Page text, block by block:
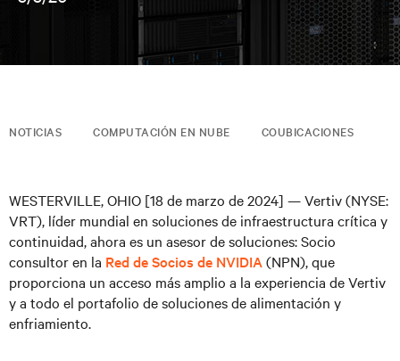
NOTICIAS COMPUTACIÓN EN NUBE COUBICACIONES
WESTERVILLE, OHIO [18 de marzo de 2024] — Vertiv (NYSE:
VRT), líder mundial en soluciones de infraestructura crítica y
continuidad, ahora es un asesor de soluciones: Socio
consultor en la Red de Socios de NVIDIA (NPN), que
proporciona un acceso más amplio a la experiencia de Vertiv
y a todo el portafolio de soluciones de alimentación y
enfriamiento.